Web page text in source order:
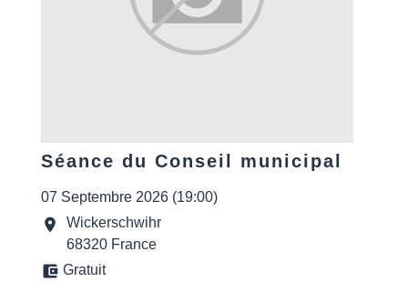
Séance du Conseil municipal
07 Septembre 2026 (19:00)
location_on
Wickerschwihr
68320 France
account_balance_wallet Gratuit